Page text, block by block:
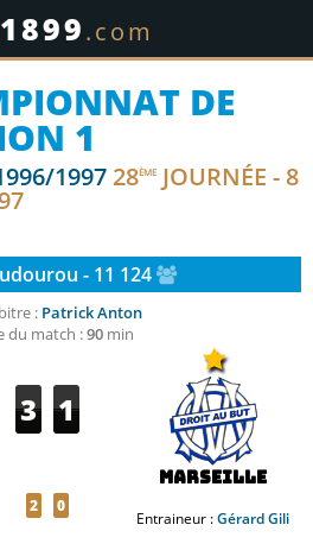
1899.com
DE
1
1997 28ÈME JOURNÉE - 8
- 11 124
: Patrick Anton
du match :90min
3 1
2 0
Marseille
Entraineur :Gérard Gili